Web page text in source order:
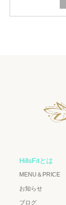
HillsFitとは
MENU＆PRICE
お知らせ
ブログ